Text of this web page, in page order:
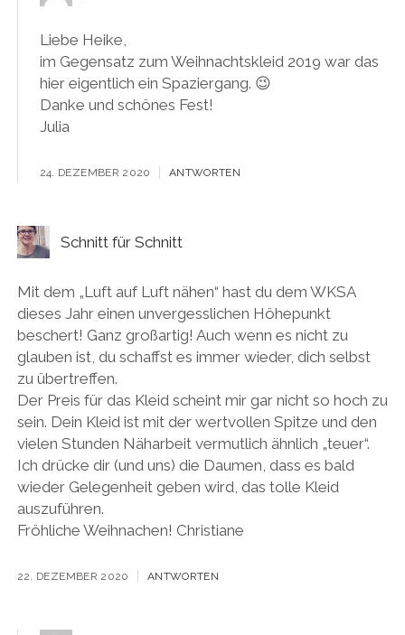
Liebe Heike,
im Gegensatz zum Weihnachtskleid 2019 war das
hier eigentlich ein Spaziergang. 😉
Danke und schönes Fest!
Julia
24. DEZEMBER 2020 ANTWORTEN
Schnitt für Schnitt
Mit dem „Luft auf Luft nähen“ hast du dem WKSA
dieses Jahr einen unvergesslichen Höhepunkt
beschert! Ganz großartig! Auch wenn es nicht zu
glauben ist, du schaffst es immer wieder, dich selbst
zu übertreffen.
Der Preis für das Kleid scheint mir gar nicht so hoch zu
sein. Dein Kleid ist mit der wertvollen Spitze und den
vielen Stunden Näharbeit vermutlich ähnlich „teuer“.
Ich drücke dir (und uns) die Daumen, dass es bald
wieder Gelegenheit geben wird, das tolle Kleid
auszuführen.
Fröhliche Weihnachen! Christiane
22. DEZEMBER 2020 ANTWORTEN